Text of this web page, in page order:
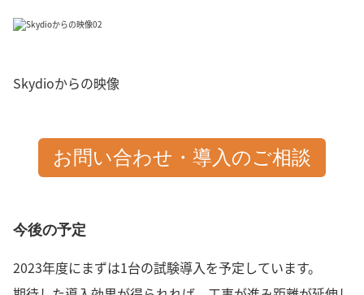
Skydioからの映像
お問い合わせ・導入のご相談
今後の予定
2023年度にまずは1台の試験導入を予定しています。